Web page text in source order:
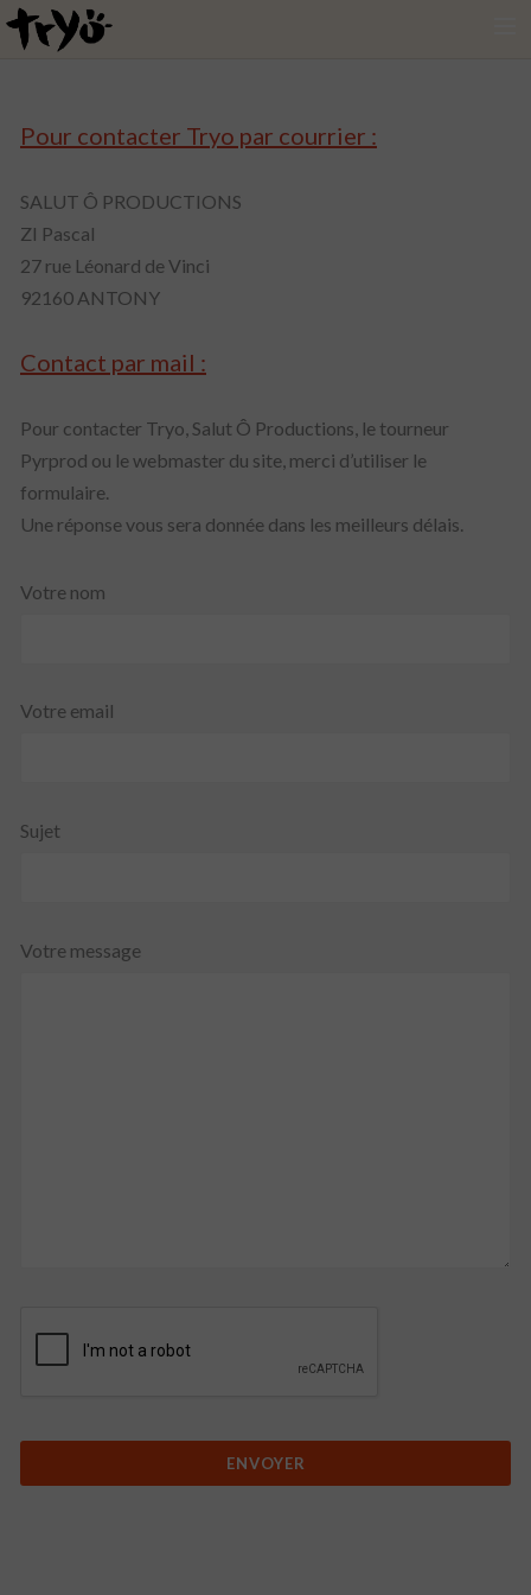
VIDÉOS
LE GROUPE
NEWSLETTER
Pour contacter Tryo par courrier :
SALUT Ô PRODUCTIONS
ZI Pascal
27 rue Léonard de Vinci
92160 ANTONY
Contact par mail :
Pour contacter Tryo, Salut Ô Productions, le tourneur
Pyrprod ou le webmaster du site, merci d’utiliser le
formulaire.
Une réponse vous sera donnée dans les meilleurs délais.
Votre nom
Votre email
Sujet
Votre message